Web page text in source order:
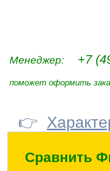
Менеджер: +7
поможет оформить
👉
Сравнить